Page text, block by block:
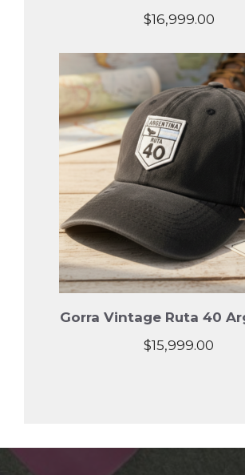
$16,999.00
Gorra Vintage Ruta 40
$15,999.00